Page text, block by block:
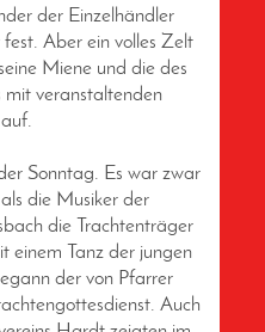
der Einzelhändler
Aber ein volles Zelt
Miene und die des
mit veranstaltenden
Sonntag. Es war zwar
die Musiker der
die Trachtenträger
einem Tanz der jungen
der von Pfarrer
Auch